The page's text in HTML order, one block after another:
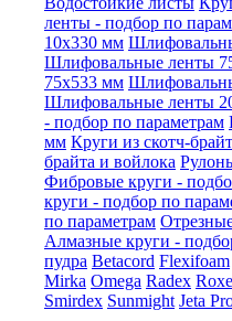
ленты - подбор по
10x330 мм
Шлифовальные ленты
75x533 мм
Шлифовальные ленты
- подбор по параметрам
мм Круги из скотч-
брайта и войлока
Фибровые круги -
круги - подбор по
по параметрам
Алмазные круги -
пудра Betacord Flexifoam
Mirka Omega Radex
Smirdex Sunmight Jeta